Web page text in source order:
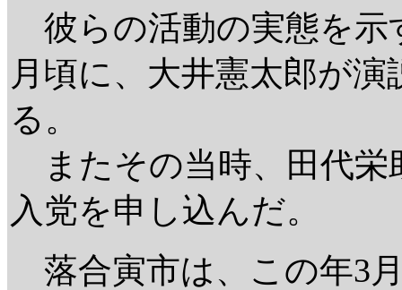
彼らの活動の実態を示
月頃に、大井憲太郎が
る。
またその当時、田代栄
入党を申し込んだ。
落合寅市は、この年3